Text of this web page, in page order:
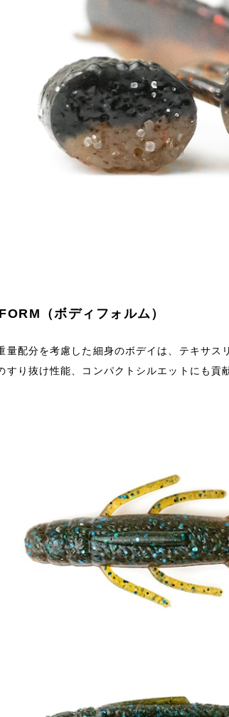
（ボディフォルム）
量配分を考慮した細身のボデイは、テキサス
すり抜け性能、コンパクトシルエットにも貢